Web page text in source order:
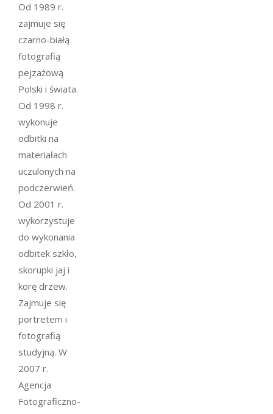
Od 1989 r.
zajmuje się
czarno-białą
fotografią
pejzażową
Polski i świata.
Od 1998 r.
wykonuje
odbitki na
materiałach
uczulonych na
podczerwień.
Od 2001 r.
wykorzystuje
do wykonania
odbitek szkło,
skorupki jaj i
korę drzew.
Zajmuje się
portretem i
fotografią
studyjną. W
2007 r.
Agencja
Fotograficzno-